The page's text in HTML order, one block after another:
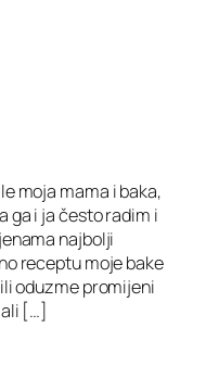
moja mama i baka,
ga i ja često radim i
najbolji
receptu moje bake
oduzme promijeni
[…]